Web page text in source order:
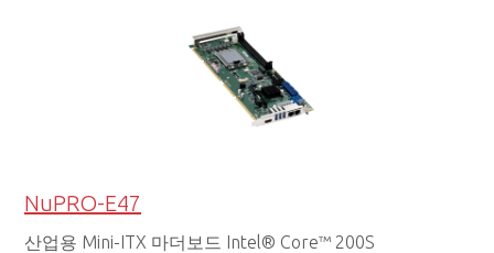
NuPRO-E47
산업용 Mini-ITX 마더보드 Intel® Core™ 200S